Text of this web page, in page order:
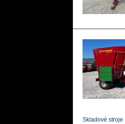
Skladové stroje